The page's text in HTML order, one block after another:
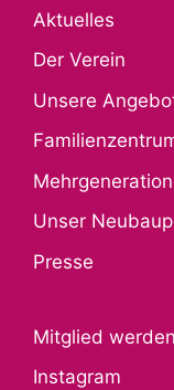
Aktuelles
Der Verein
Unsere
Unser
Presse
Mitglied werden
Instagram